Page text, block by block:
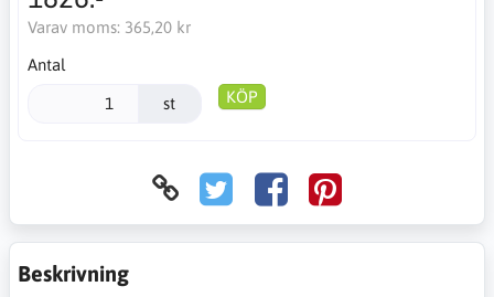
Varav moms: 365,20 kr
Antal
st KÖP
Beskrivning